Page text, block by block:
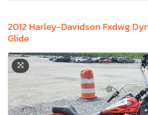
2012 Harley-Davidson Fxdwg
Glide